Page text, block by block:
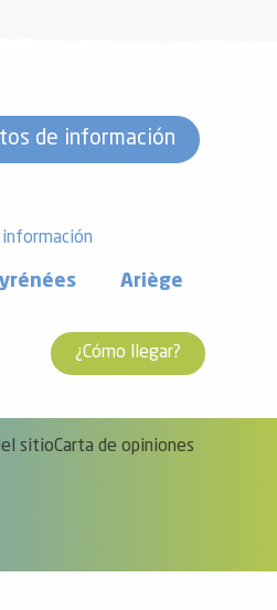
de información
Ariège
¿Cómo llegar?
sitioCarta de opiniones